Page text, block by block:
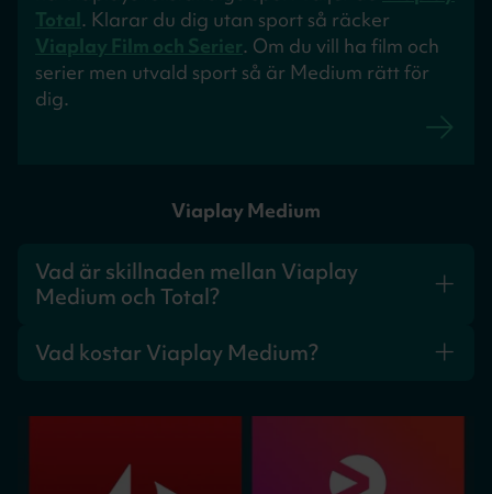
Total. Klarar du dig utan sport så räcker
Viaplay Film och Serier. Om du vill ha film och
serier men utvald sport så är Medium rätt för
dig.
Viaplay Medium
Vad är skillnaden mellan Viaplay
Medium och Total?
Medium har film, serier och ett urval av sport till lägre
Vad kostar Viaplay Medium?
399kr/mån hos Sappa.